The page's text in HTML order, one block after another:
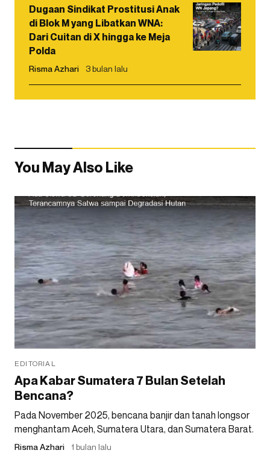
Dugaan Sindikat Prostitusi Anak
di Blok M yang Libatkan WNA:
Dari Cuitan di X hingga ke Meja
Polda
Risma Azhari 3 bulan lalu
You May Also Like
EDITORIAL
Apa Kabar Sumatera 7 Bulan Setelah
Bencana?
Pada November 2025, bencana banjir dan tanah longsor
menghantam Aceh, Sumatera Utara, dan Sumatera Barat.
Risma Azhari 1 bulan lalu